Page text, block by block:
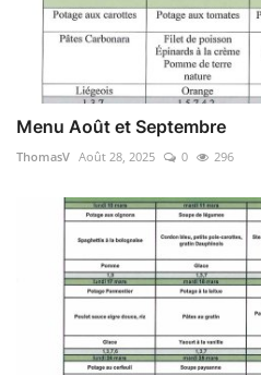
Menu Août et Septembre
ThomasV Août 28, 2025 0 296